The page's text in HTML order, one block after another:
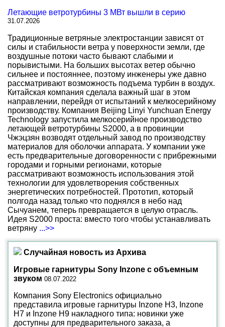
Летающие ветротурбины 3 МВт вышли в серию
31.07.2026
Традиционные ветряные электростанции зависят от
силы и стабильности ветра у поверхности земли, где
воздушные потоки часто бывают слабыми и
порывистыми. На больших высотах ветер обычно
сильнее и постояннее, поэтому инженеры уже давно
рассматривают возможность подъема турбин в воздух.
Китайская компания сделала важный шаг в этом
направлении, перейдя от испытаний к мелкосерийному
производству. Компания Beijing Linyi Yunchuan Energy
Technology запустила мелкосерийное производство
летающей ветротурбины S2000, а в провинции
Чжэцзян возводят отдельный завод по производству
материалов для оболочки аппарата. У компании уже
есть предварительные договоренности с прибрежными
городами и горными регионами, которые
рассматривают возможность использования этой
технологии для удовлетворения собственных
энергетических потребностей. Прототип, который
полгода назад только что поднялся в небо над
Сычуанем, теперь превращается в целую отрасль.
Идея S2000 проста: вместо того чтобы устанавливать
ветряну ...>>
Случайная новость из Архива
Игровые гарнитуры Sony Inzone с объемным
звуком 08.07.2022
Компания Sony Electronics официально
представила игровые гарнитуры Inzone H3, Inzone
H7 и Inzone H9 накладного типа: новинки уже
доступны для предварительного заказа, а